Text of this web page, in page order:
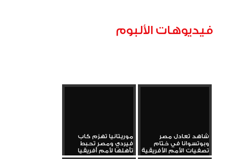
فيديوهات الألبوم
شاهد تعادل مصر
وبوتسوانا في ختام
تصفيات الأمم الأفريقية
موريتانيا تهزم كاب
فيردي ومصر تحبط
تأهلها لأمم أفريقيا